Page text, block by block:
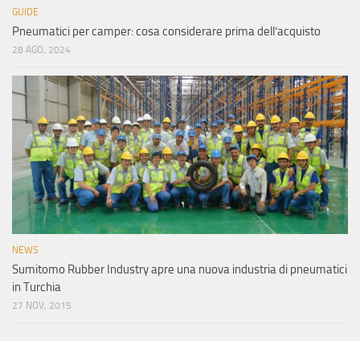
GUIDE
Pneumatici per camper: cosa considerare prima dell’acquisto
28 AGO, 2024
NEWS
Sumitomo Rubber Industry apre una nuova industria di pneumatici
in Turchia
27 NOV, 2015